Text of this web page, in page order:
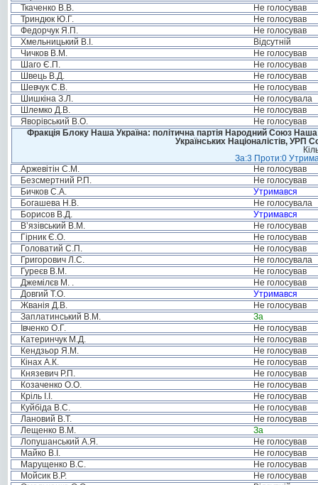
Ткаченко В.В.
Не голосував
Триндюк Ю.Г.
Не голосував
Федорчук Я.П.
Не голосував
Хмельницький В.І.
Відсутній
Чичков В.М.
Не голосував
Шаго Є.П.
Не голосував
Швець В.Д.
Не голосував
Шевчук С.В.
Не голосував
Шишкіна З.Л.
Не голосувала
Шлемко Д.В.
Не голосував
Яворівський В.О.
Не голосував
Фракція Блоку Наша Україна: політична партія Народний Союз Наша
Українських Націоналістів, УРП
За:3 Проти:0
Аржевітін С.М.
Не голосував
Безсмертний Р.П.
Не голосував
Бичков С.А.
Утримався
Богашева Н.В.
Не голосувала
Борисов В.Д.
Утримався
В’язівський В.М.
Не голосував
Гірник Є.О.
Не голосував
Головатий С.П.
Не голосував
Григорович Л.С.
Не голосувала
Гуреєв В.М.
Не голосував
Джемілєв М. .
Не голосував
Довгий Т.О.
Утримався
Жванія Д.В.
Не голосував
Заплатинський В.М.
За
Івченко О.Г.
Не голосував
Катеринчук М.Д.
Не голосував
Кендзьор Я.М.
Не голосував
Кінах А.К.
Не голосував
Князевич Р.П.
Не голосував
Козаченко О.О.
Не голосував
Кріль І.І.
Не голосував
Куйбіда В.С.
Не голосував
Лановий В.Т.
Не голосував
Лещенко В.М.
За
Лопушанський А.Я.
Не голосував
Майко В.І.
Не голосував
Марущенко В.С.
Не голосував
Мойсик В.Р.
Не голосував